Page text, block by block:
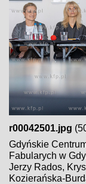
r00042501.jpg
Gdyńskie
Fabularych w
Jerzy Rados,
Kozierańska-